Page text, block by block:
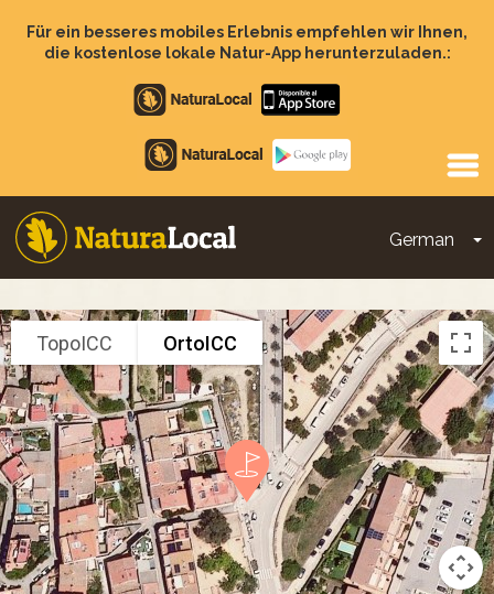
zumFür ein besseres mobiles Erlebnis empfehlen wir Ihnen,
die kostenlose lokale Natur-App herunterzuladen.:
Apple
store
Google
Play
German
Main
navigation
TopoICC OrtoICC